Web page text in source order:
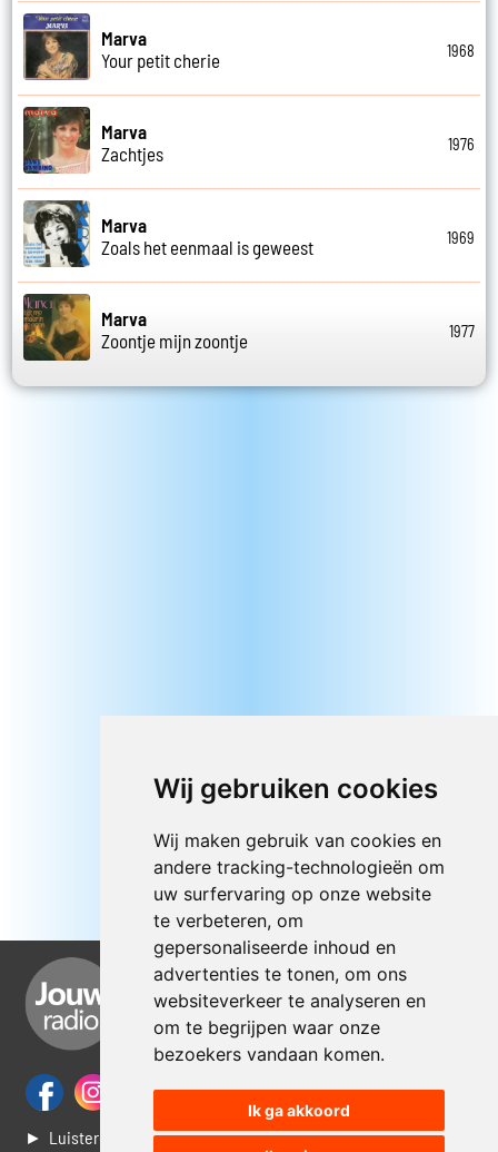
Wij gebruiken cookies
Wij maken gebruik van cookies en
andere tracking-technologieën om
uw surfervaring op onze website
te verbeteren, om
gepersonaliseerde inhoud en
advertenties te tonen, om ons
websiteverkeer te analyseren en
om te begrijpen waar onze
bezoekers vandaan komen.
Ik ga akkoord
Marva
Your petit cherie
1968
Marva
Zachtjes
1976
Marva
Zoals het eenmaal is geweest
1969
Marva
Zoontje mijn zoontje
1977
► Luisteren naar Jouwradio